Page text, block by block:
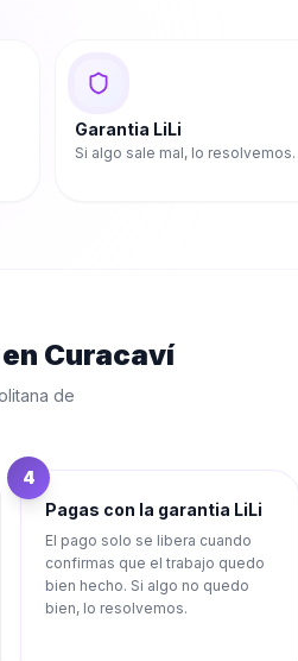
Garantia LiLi
Si algo sale mal, lo resolvemos.
en Curacaví
de
4
Pagas con la garantia LiLi
El pago solo se libera cuando
confirmas que el trabajo quedo
bien hecho. Si algo no quedo
bien, lo resolvemos.